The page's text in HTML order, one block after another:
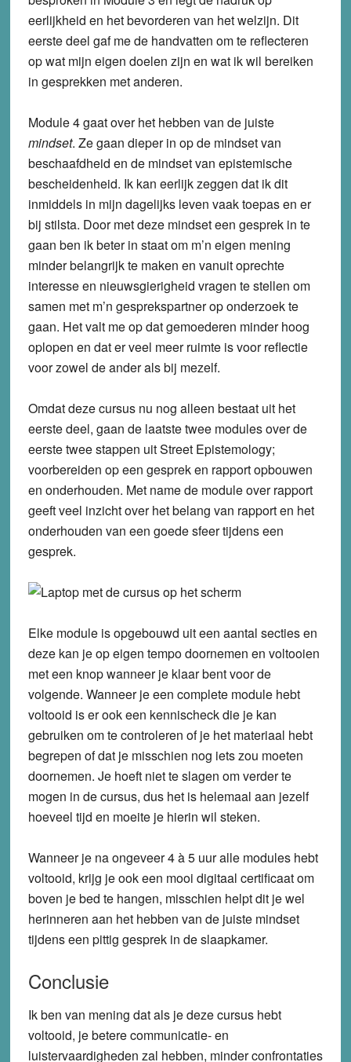
eerlijkheid en het bevorderen van het welzijn. Dit
eerste deel gaf me de handvatten om te reflecteren
op wat mijn eigen doelen zijn en wat ik wil bereiken
in gesprekken met anderen.
Module 4 gaat over het hebben van de juiste
mindset. Ze gaan dieper in op de mindset van
beschaafdheid en de mindset van epistemische
bescheidenheid. Ik kan eerlijk zeggen dat ik dit
inmiddels in mijn dagelijks leven vaak toepas en er
bij stilsta. Door met deze mindset een gesprek in te
gaan ben ik beter in staat om m’n eigen mening
minder belangrijk te maken en vanuit oprechte
interesse en nieuwsgierigheid vragen te stellen om
samen met m’n gesprekspartner op onderzoek te
gaan. Het valt me op dat gemoederen minder hoog
oplopen en dat er veel meer ruimte is voor reflectie
voor zowel de ander als bij mezelf.
Omdat deze cursus nu nog alleen bestaat uit het
eerste deel, gaan de laatste twee modules over de
eerste twee stappen uit Street Epistemology;
voorbereiden op een gesprek en rapport opbouwen
en onderhouden. Met name de module over rapport
geeft veel inzicht over het belang van rapport en het
onderhouden van een goede sfeer tijdens een
gesprek.
Elke module is opgebouwd uit een aantal secties en
deze kan je op eigen tempo doornemen en voltooien
met een knop wanneer je klaar bent voor de
volgende. Wanneer je een complete module hebt
voltooid is er ook een kennischeck die je kan
gebruiken om te controleren of je het materiaal hebt
begrepen of dat je misschien nog iets zou moeten
doornemen. Je hoeft niet te slagen om verder te
mogen in de cursus, dus het is helemaal aan jezelf
hoeveel tijd en moeite je hierin wil steken.
Wanneer je na ongeveer 4 à 5 uur alle modules hebt
voltooid, krijg je ook een mooi digitaal certificaat om
boven je bed te hangen, misschien helpt dit je wel
herinneren aan het hebben van de juiste mindset
tijdens een pittig gesprek in de slaapkamer.
Conclusie
Ik ben van mening dat als je deze cursus hebt
voltooid, je betere communicatie- en
luistervaardigheden zal hebben, minder confrontaties